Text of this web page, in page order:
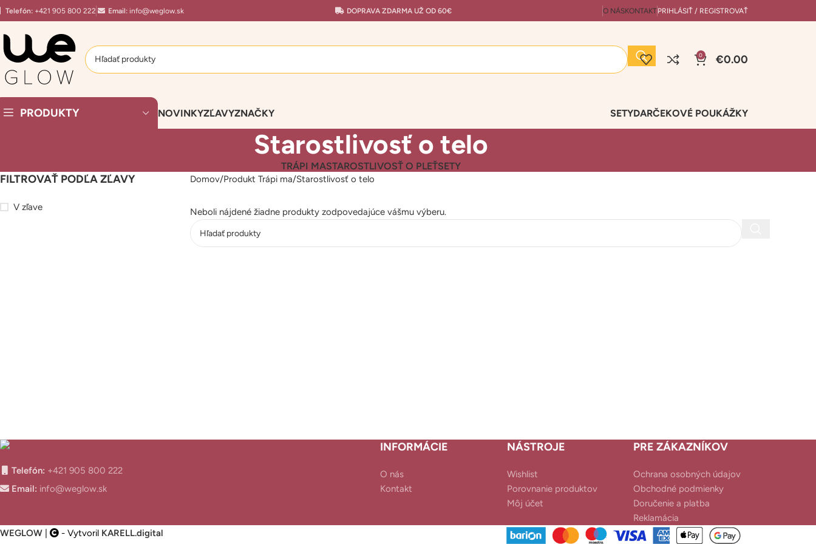
Telefón: +421 905 800 222 Email: info@weglow.sk DOPRAVA ZDARMA UŽ OD 60€ O NÁSKONTAKTPRIHLÁSIŤ / REGISTROVAŤ
0 €0.00
PRODUKTY NOVINKYZĽAVYZNAČKY SETYDARČEKOVÉ POUKÁŽKY
Starostlivosť o telo
TRÁPI MASTAROSTLIVOSŤ O PLEŤSETY
FILTROVAŤ PODĽA ZĽAVY
V zľave
Domov Produkt Trápi ma Starostlivosť o telo
Neboli nájdené žiadne produkty zodpovedajúce vášmu výberu.
Telefón: +421 905 800 222
Email: info@weglow.sk
INFORMÁCIE
O nás
Kontakt
NÁSTROJE
Wishlist
Porovnanie produktov
Môj účet
PRE ZÁKAZNÍKOV
Ochrana osobných údajov
Obchodné podmienky
Doručenie a platba
Reklamácia
WEGLOW | - Vytvoril KARELL.digital